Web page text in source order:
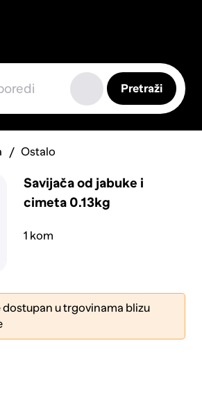
Pretraži
Ostalo
Savijača od jabuke i
cimeta 0.13kg
1 kom
dostupan u trgovinama blizu